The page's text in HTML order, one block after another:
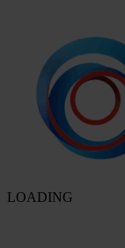
LOADING